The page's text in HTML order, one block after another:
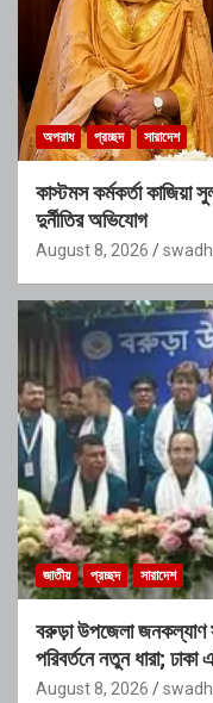
অপরাধ প্রচ্ছদ সারাদেশ
কাস্টমস কর্মকর্তা কাজিয়া
দুর্নীতির অভিযোগ
August 8, 2026
জাতীয় প্রচ্ছদ সারাদেশ
বরুড়া উপজেলা জনকল্যাণ
পরিবর্তনে নতুন ধারা;
August 8, 2026